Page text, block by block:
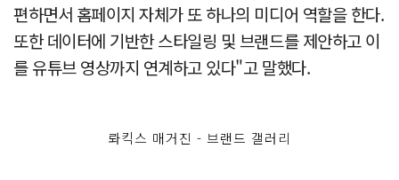
편하면서 홈페이지 자체가 또 하나의 미디어 역할을 한다.
또한 데이터에 기반한 스타일링 및 브랜드를 제안하고 이
를 유튜브 영상까지 연계하고 있다"고 말했다.
롸킥스 매거진 - 브랜드 갤러리